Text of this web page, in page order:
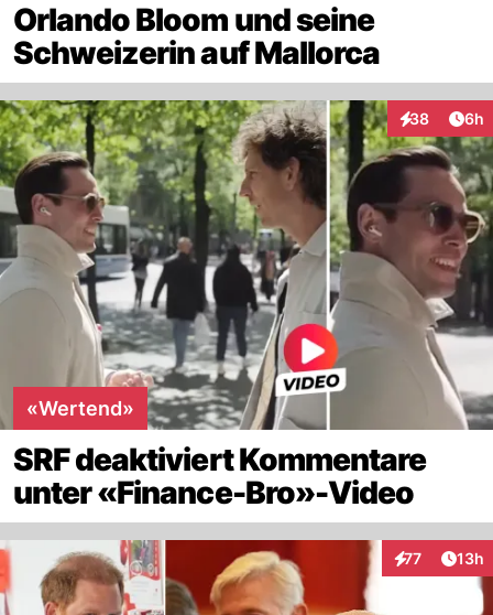
Orlando Bloom und seine
Schweizerin auf Mallorca
38
Interaktionen
6h
«Wertend»
SRF deaktiviert Kommentare
unter «Finance-Bro»-Video
77
Interaktionen
13h